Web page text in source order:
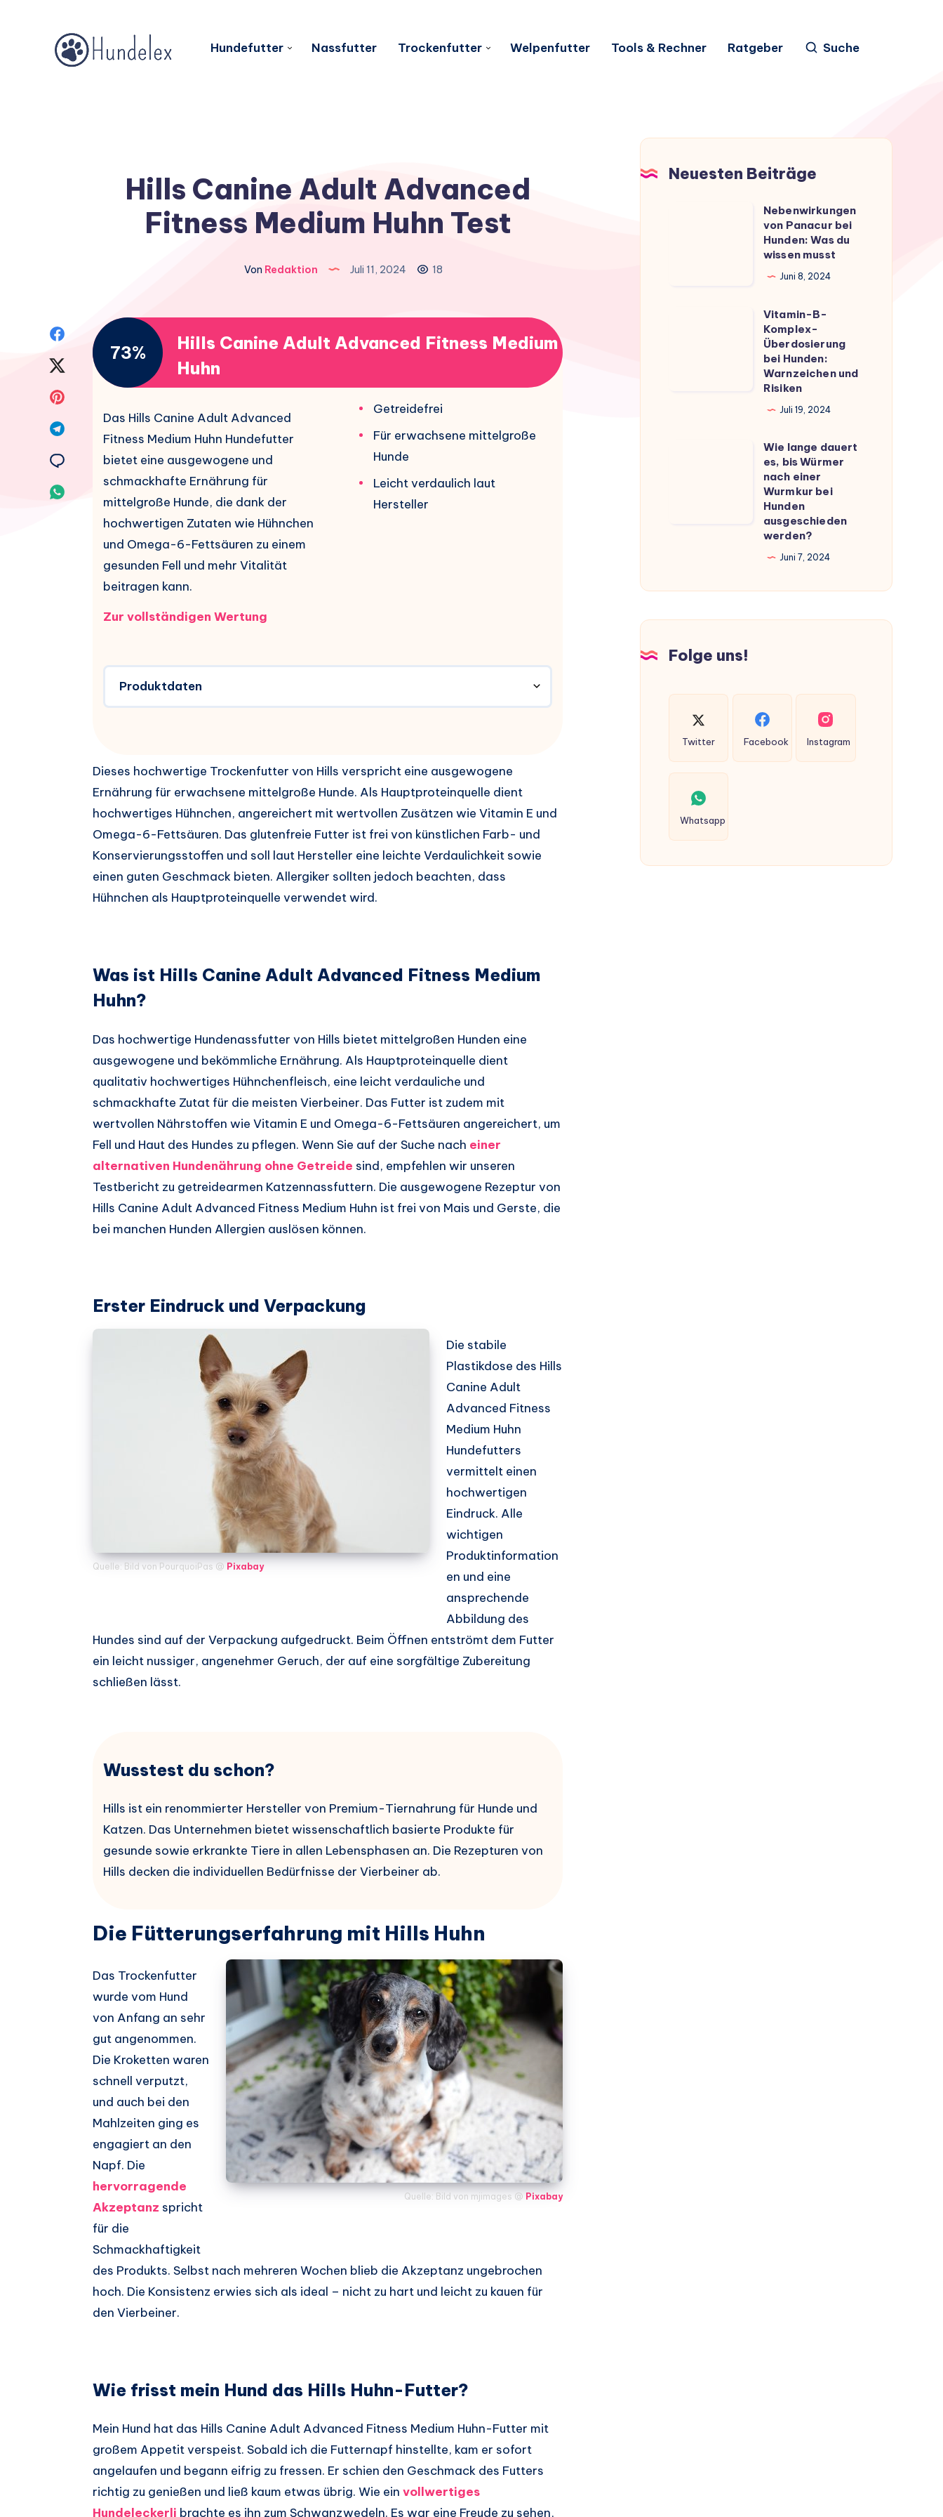
Hundefutter Nassfutter Trockenfutter Welpenfutter Tools & Rechner Ratgeber Suche
Hills Canine Adult Advanced
Fitness Medium Huhn Test
Von Redaktion Juli 11, 2024 18
Facebook
Pinterest
Telegram
Whatsapp
73%
Hills Canine Adult Advanced Fitness Medium
Huhn
Das Hills Canine Adult Advanced
Fitness Medium Huhn Hundefutter
bietet eine ausgewogene und
schmackhafte Ernährung für
mittelgroße Hunde, die dank der
hochwertigen Zutaten wie Hühnchen
und Omega-6-Fettsäuren zu einem
gesunden Fell und mehr Vitalität
beitragen kann.
Zur vollständigen Wertung
Getreidefrei
Für erwachsene mittelgroße
Hunde
Leicht verdaulich laut
Hersteller
Produktdaten
Dieses hochwertige Trockenfutter von Hills verspricht eine ausgewogene
Ernährung für erwachsene mittelgroße Hunde. Als Hauptproteinquelle dient
hochwertiges Hühnchen, angereichert mit wertvollen Zusätzen wie Vitamin E und
Omega-6-Fettsäuren. Das glutenfreie Futter ist frei von künstlichen Farb- und
Konservierungsstoffen und soll laut Hersteller eine leichte Verdaulichkeit sowie
einen guten Geschmack bieten. Allergiker sollten jedoch beachten, dass
Hühnchen als Hauptproteinquelle verwendet wird.
Was ist Hills Canine Adult Advanced Fitness Medium
Huhn?
Das hochwertige Hundenassfutter von Hills bietet mittelgroßen Hunden eine
ausgewogene und bekömmliche Ernährung. Als Hauptproteinquelle dient
qualitativ hochwertiges Hühnchenfleisch, eine leicht verdauliche und
schmackhafte Zutat für die meisten Vierbeiner. Das Futter ist zudem mit
wertvollen Nährstoffen wie Vitamin E und Omega-6-Fettsäuren angereichert, um
Fell und Haut des Hundes zu pflegen. Wenn Sie auf der Suche nach einer
alternativen Hundenährung ohne Getreide sind, empfehlen wir unseren
Testbericht zu getreidearmen Katzennassfuttern. Die ausgewogene Rezeptur von
Hills Canine Adult Advanced Fitness Medium Huhn ist frei von Mais und Gerste, die
bei manchen Hunden Allergien auslösen können.
Erster Eindruck und Verpackung
Quelle: Bild von PourquoiPas @ Pixabay
Die stabile
Plastikdose des Hills
Canine Adult
Advanced Fitness
Medium Huhn
Hundefutters
vermittelt einen
hochwertigen
Eindruck. Alle
wichtigen
Produktinformation
en und eine
ansprechende
Abbildung des
Hundes sind auf der Verpackung aufgedruckt. Beim Öffnen entströmt dem Futter
ein leicht nussiger, angenehmer Geruch, der auf eine sorgfältige Zubereitung
schließen lässt.
Wusstest du schon?
Hills ist ein renommierter Hersteller von Premium-Tiernahrung für Hunde und
Katzen. Das Unternehmen bietet wissenschaftlich basierte Produkte für
gesunde sowie erkrankte Tiere in allen Lebensphasen an. Die Rezepturen von
Hills decken die individuellen Bedürfnisse der Vierbeiner ab.
Die Fütterungserfahrung mit Hills Huhn
Quelle: Bild von mjimages @ Pixabay
Das Trockenfutter
wurde vom Hund
von Anfang an sehr
gut angenommen.
Die Kroketten waren
schnell verputzt,
und auch bei den
Mahlzeiten ging es
engagiert an den
Napf. Die
hervorragende
Akzeptanz spricht
für die
Schmackhaftigkeit
des Produkts. Selbst nach mehreren Wochen blieb die Akzeptanz ungebrochen
hoch. Die Konsistenz erwies sich als ideal – nicht zu hart und leicht zu kauen für
den Vierbeiner.
Wie frisst mein Hund das Hills Huhn-Futter?
Mein Hund hat das Hills Canine Adult Advanced Fitness Medium Huhn-Futter mit
großem Appetit verspeist. Sobald ich die Futternapf hinstellte, kam er sofort
angelaufen und begann eifrig zu fressen. Er schien den Geschmack des Futters
richtig zu genießen und ließ kaum etwas übrig. Wie ein vollwertiges
Hundeleckerli brachte es ihn zum Schwanzwedeln. Es war eine Freude zu sehen,
Neuesten Beiträge
Nebenwirkungen
von Panacur bei
Hunden: Was du
wissen musst
Juni 8, 2024
Vitamin-B-
Komplex-
Überdosierung
bei Hunden:
Warnzeichen und
Risiken
Juli 19, 2024
Hunden
ausgeschieden
Wie lange dauert
es, bis Würmer
nach einer
Wurmkur bei
Hunden
ausgeschieden
werden?
Juni 7, 2024
Folge uns!
Twitter Facebook Instagram
Whatsapp